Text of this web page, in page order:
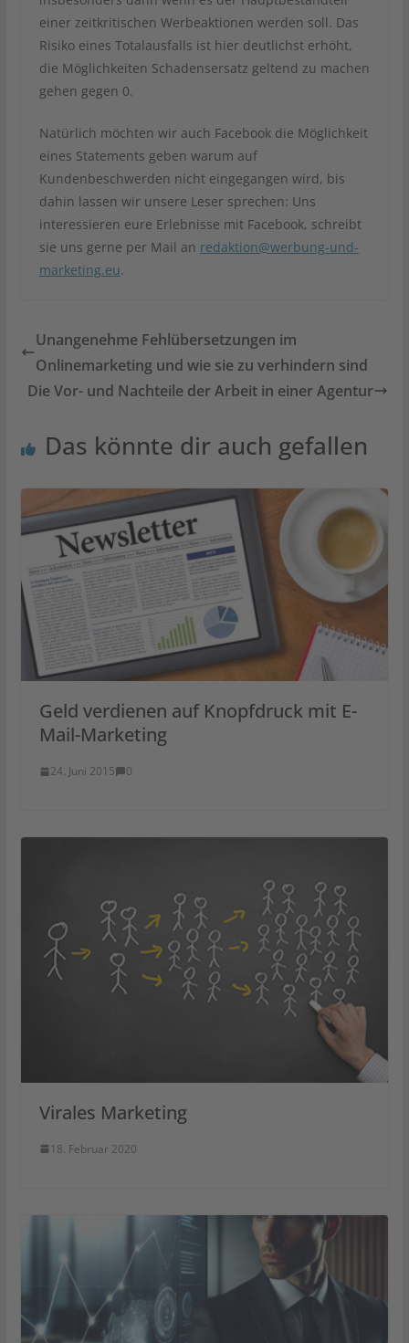
einer zeitkritischen Werbeaktionen werden soll. Das
Risiko eines Totalausfalls ist hier deutlichst erhöht,
die Möglichkeiten Schadensersatz geltend zu machen
gehen gegen 0.
Natürlich möchten wir auch Facebook die Möglichkeit
eines Statements geben warum auf
Kundenbeschwerden nicht eingegangen wird, bis
dahin lassen wir unsere Leser sprechen: Uns
interessieren eure Erlebnisse mit Facebook, schreibt
sie uns gerne per Mail an redaktion@werbung-und-
marketing.eu.
Unangenehme Fehlübersetzungen im
Onlinemarketing und wie sie zu verhindern sind
Die Vor- und Nachteile der Arbeit in einer Agentur
Das könnte dir auch gefallen
Geld verdienen auf Knopfdruck mit E-
Mail-Marketing
24. Juni 2015 0
Virales Marketing
18. Februar 2020